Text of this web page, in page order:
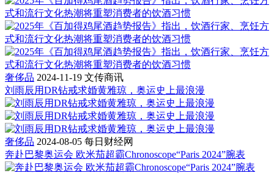
奢侈品 2024-11-19 文传商讯
刘雨辰用DR钻戒求婚黄雅琼，奥运史上最浪漫
奢侈品 2024-08-05 每日财经网
奔赴巴黎奥运会 欧米茄超霸Chronoscope“Paris 2024”腕表